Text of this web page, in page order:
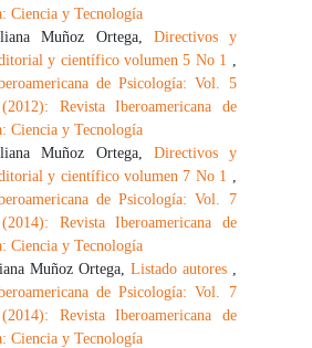
Ciencia y Tecnología
Muñoz Ortega, Directivos y
y científico volumen 5 No 1
de Psicología: Vol. 5
Revista Iberoamericana de
Ciencia y Tecnología
Muñoz Ortega, Directivos y
y científico volumen 7 No 1
de Psicología: Vol. 7
Revista Iberoamericana de
Ciencia y Tecnología
Muñoz Ortega, Listado autores
de Psicología: Vol. 7
Revista Iberoamericana de
Ciencia y Tecnología